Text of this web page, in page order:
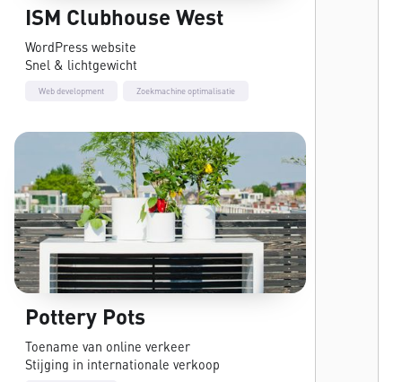
ISM Clubhouse West
WordPress website
Snel & lichtgewicht
Web development Zoekmachine optimalisatie
Pottery Pots
Toename van online verkeer
Stijging in internationale verkoop